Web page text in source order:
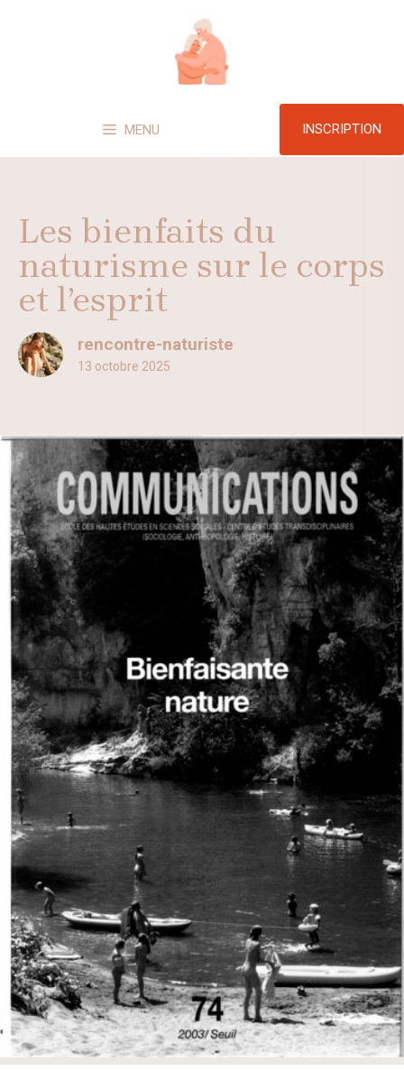
MENU INSCRIPTION
Les bienfaits du
naturisme sur le corps
et l’esprit
rencontre-naturiste
13 octobre 2025